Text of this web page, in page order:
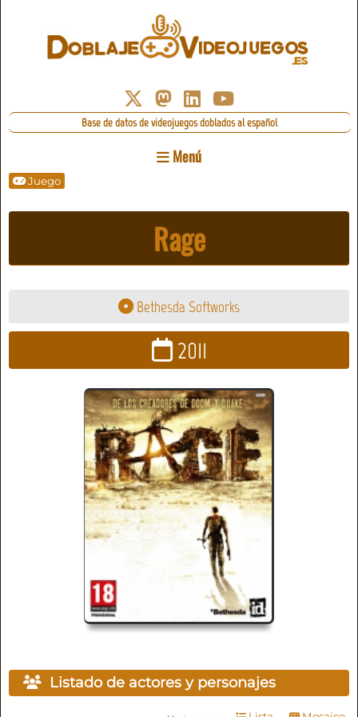
Base de datos de videojuegos doblados al español
Menú
Juego
Rage
Bethesda Softworks
2011
Listado de actores y personajes